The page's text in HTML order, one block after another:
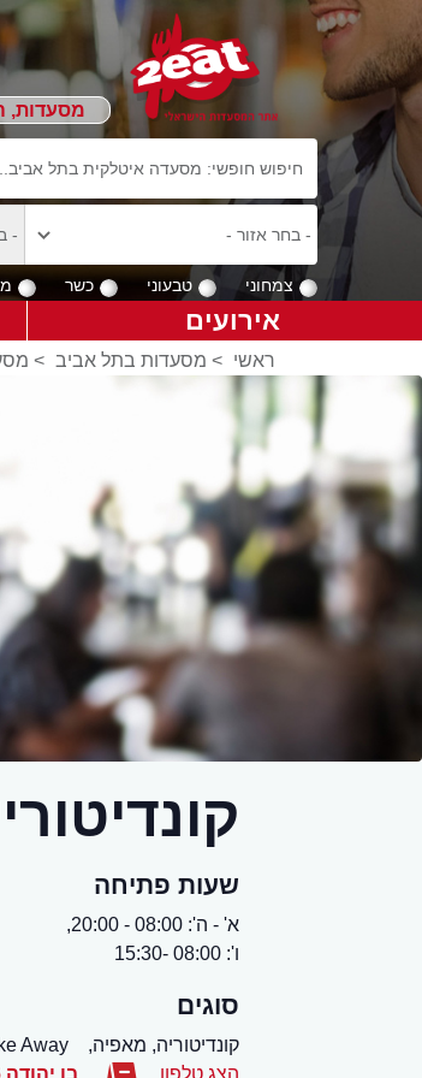
מסעדות,
צמחוני טבעוני כשר
אירועים
ראשי > מסעדות בתל אביב >
שעות פתיחה
א' - ה': 08:00 - 20:00,
ו': 08:00 -15:30
סוגים
קונדיטוריה, מאפיה,
Away